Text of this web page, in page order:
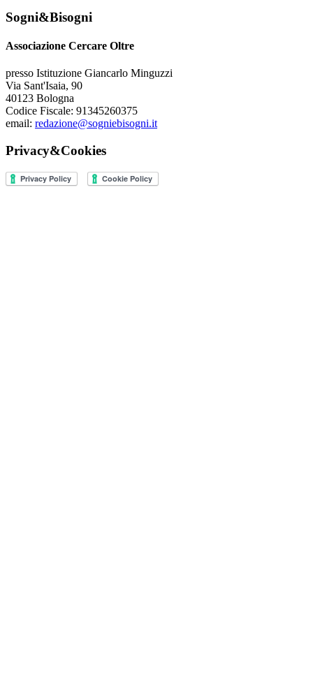
Sogni&Bisogni
Associazione Cercare Oltre
presso Istituzione Giancarlo Minguzzi
Via Sant'Isaia, 90
40123 Bologna
Codice Fiscale: 91345260375
email: redazione@sogniebisogni.it
Privacy&Cookies